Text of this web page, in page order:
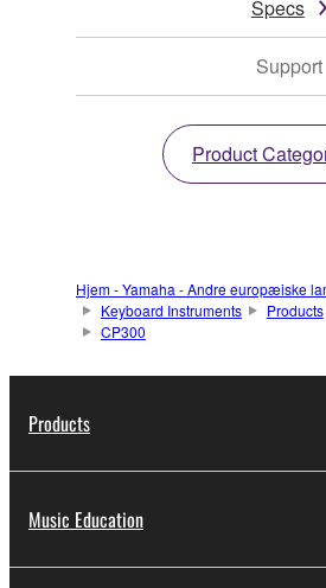
Specs
Support
Product
Hjem - Yamaha - Andre europæiske
Keyboard Instruments
Products
CP300
Products
Music Education